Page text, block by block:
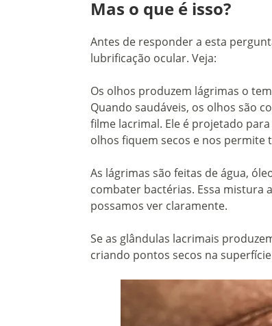
Mas o que é isso?
Antes de responder a esta
lubrificação ocular. Veja:
Os olhos produzem lágrimas o
Quando saudáveis, os olhos são
filme lacrimal. Ele é projetado
olhos fiquem secos e nos permite
As lágrimas são feitas de água,
combater bactérias. Essa mistura
possamos ver claramente.
Se as glândulas lacrimais
criando pontos secos na